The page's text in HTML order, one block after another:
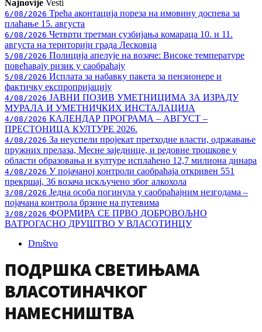
Najnovije Vesti
6/08/2026 Трећа аконтација пореза на имовину доспева за
плаћање 15. августа
6/08/2026 Четврти третман сузбијања комараца 10. и 11.
августа на територији града Лесковца
5/08/2026 Полиција апелује на возаче: Високе температуре
повећавају ризик у саобраћају
5/08/2026 Исплата за набавку пакета за пензионере и
фактичку експропријацију
4/08/2026 ЈАВНИ ПОЗИВ УМЕТНИЦИМА ЗА ИЗРАДУ
МУРАЛА И УМЕТНИЧКИХ ИНСТАЛАЦИЈА
4/08/2026 КАЛЕНДАР ПРОГРАМА – АВГУСТ –
ПРЕСТОНИЦА КУЛТУРЕ 2026.
4/08/2026 За неуспели пројекат претходне власти, одржавање
пружних прелаза, Месне заједнице, и редовне трошкове у
области образовања и културе исплаћено 12,7 милиона динара
4/08/2026 У појачаној контроли саобраћаја откривен 551
прекршај, 36 возача искључено због алкохола
3/08/2026 Једна особа погинула у саобраћајним незгодама –
појачана контрола брзине на путевима
3/08/2026 ФОРМИРА СЕ ПРВО ДОБРОВОЉНО
ВАТРОГАСНО ДРУШТВО У ВЛАСОТИНЦУ
Društvo
ПОДРШКА СВЕТИЊАМА
ВЛАСОТИНАЧКОГ
НАМЕСНИШТВА